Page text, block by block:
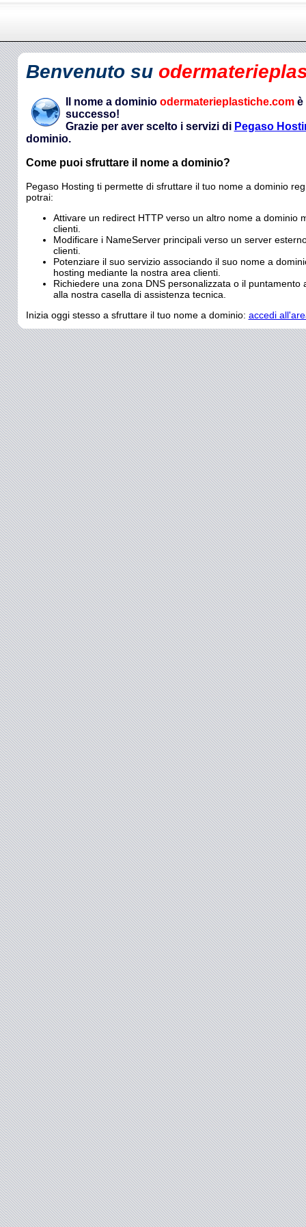
Benvenuto su
Il nome a dominio odermaterieplastiche.comè
successo!
Grazie per aver scelto i servizi di Pegaso
dominio.
Come puoi sfruttare il nome a dominio?
Pegaso Hosting ti permette di sfruttare il tuo nome a dominio
potrai:
Attivare un redirect HTTP verso un altro nome a dominio
clienti.
Modificare i NameServer principali verso un server
clienti.
Potenziare il suo servizio associando il suo nome a
hosting mediante la nostra area clienti.
Richiedere una zona DNS personalizzata o il puntamento
alla nostra casella di assistenza tecnica.
Inizia oggi stesso a sfruttare il tuo nome a dominio: accedi